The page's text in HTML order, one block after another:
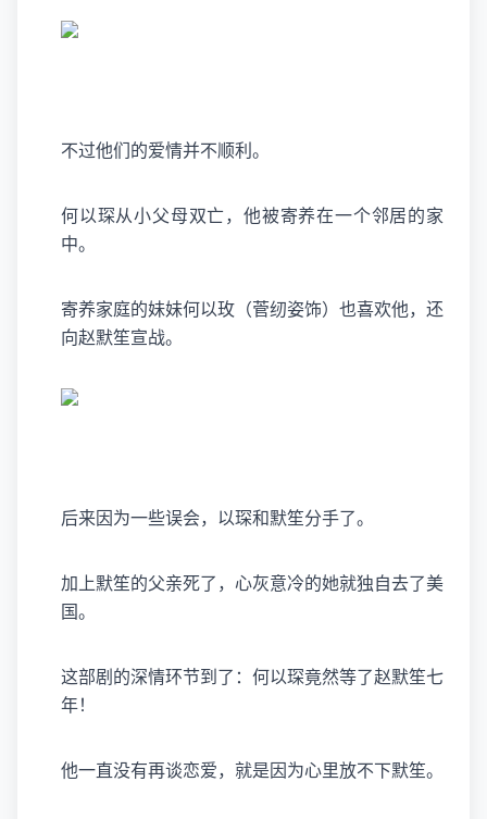
不过他们的爱情并不顺利。
何以琛从小父母双亡，他被寄养在一个邻居的家
中。
寄养家庭的妹妹何以玫（菅纫姿饰）也喜欢他，还
向赵默笙宣战。
后来因为一些误会，以琛和默笙分手了。
加上默笙的父亲死了，心灰意冷的她就独自去了美
国。
这部剧的深情环节到了：何以琛竟然等了赵默笙七
年！
他一直没有再谈恋爱，就是因为心里放不下默笙。